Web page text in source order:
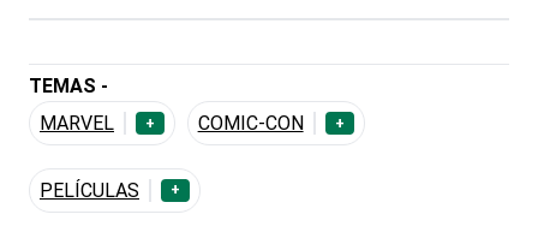
TEMAS -
MARVEL
+ COMIC-CON +
PELÍCULAS +